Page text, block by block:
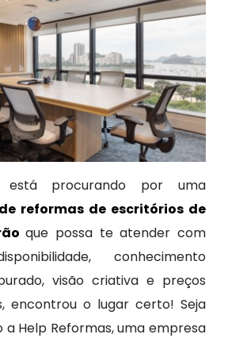
procurando por uma
reformas de escritórios de
que possa te atender com
conhecimento
visão criativa e preços
encontrou o lugar certo! Seja
Help Reformas, uma empresa